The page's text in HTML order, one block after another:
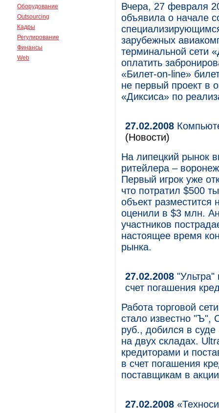
Оборудование
Outsourcing
Кадры
Регулирование
Финансы
Web
Вчера, 27 февраля
объявила о начале
зарубежных
терминальной сети
оплатить
«Билет-on-line»
не первый проект в
«Диксиса» по
27.02.2008
(Новости)
На липецкий рынок
ритейлера –
Первый игрок уже
что потратил $500
объект
оценили в $3 млн.
участников
настоящее время
рынка.
27.02.2008 "Ультра"
счет погашения
Работа торговой
стало известно "Ъ",
руб., добился в
на двух складах.
кредиторами и
в счет погашения
поставщикам в
27.02.2008